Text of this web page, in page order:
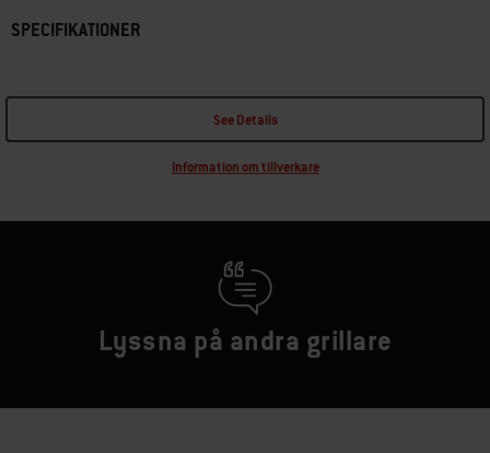
SPECIFIKATIONER
See Details
Information om tillverkare
Lyssna på andra grillare